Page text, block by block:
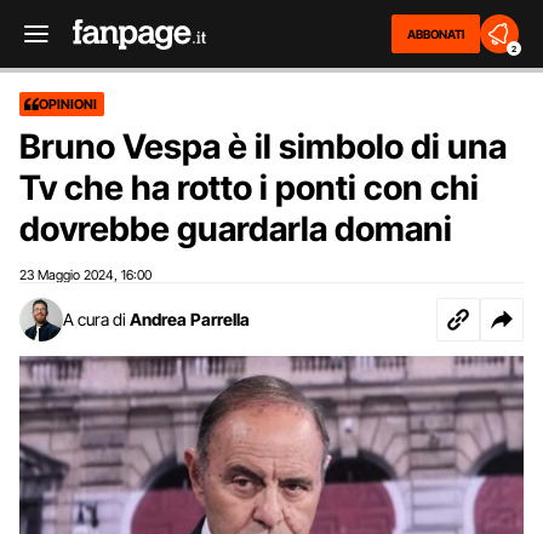
ABBONATI
2
OPINIONI
Bruno Vespa è il simbolo di una
Tv che ha rotto i ponti con chi
dovrebbe guardarla domani
23 Maggio 2024 16:00
A cura di Andrea Parrella